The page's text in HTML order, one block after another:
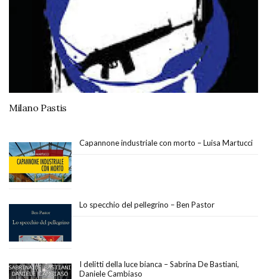
Milano Pastis
Capannone industriale con morto – Luisa Martucci
Lo specchio del pellegrino – Ben Pastor
I delitti della luce bianca – Sabrina De Bastiani,
Daniele Cambiaso